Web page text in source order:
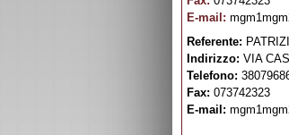
E-mail:
Referente:
Indirizzo: VIA
Telefono:
Fax: 073742323
E-mail: